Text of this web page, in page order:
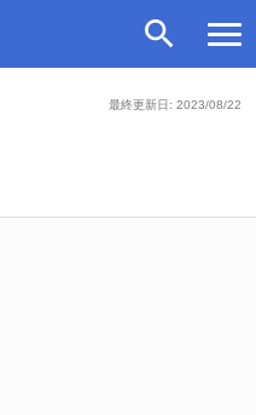
最終更新日: 2023/08/22